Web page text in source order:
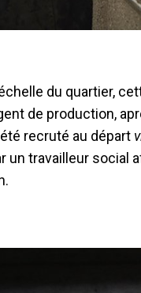
du quartier,
de production,
recruté au départ
un travailleur social